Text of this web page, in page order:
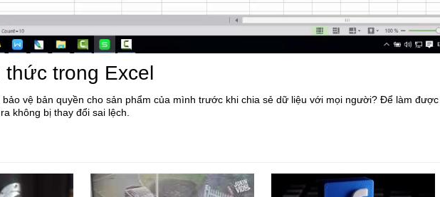
trong Excel
vệ bản quyền cho sản phẩm của mình trước khi chia sẻ dữ liệu với mọi người? Để làm
không bị thay đổi sai lệch.